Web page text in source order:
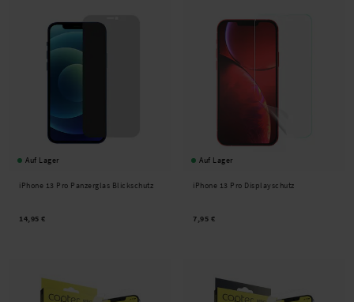
Auf Lager
iPhone 13 Pro Panzerglas Blickschutz
14,95 €
Auf Lager
iPhone 13 Pro Displayschutz
7,95 €